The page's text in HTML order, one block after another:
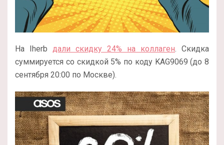
На Iherb дали скидку 24% на коллаген. Скидка
суммируется со скидкой 5% по коду KAG9069 (до 8
сентября 20:00 по Москве).